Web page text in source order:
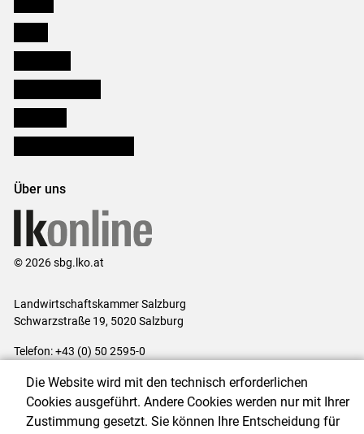
Über uns
© 2026 sbg.lko.at
Landwirtschaftskammer Salzburg
Schwarzstraße 19, 5020 Salzburg
Telefon: +43 (0) 50 2595-0
Impressum|Kontakt|Datenschutzerklärung|Barrierefreiheit|
Cookie-Einstellungen
Die Website wird mit den technisch erforderlichen
Cookies ausgeführt. Andere Cookies werden nur mit Ihrer
Zustimmung gesetzt. Sie können Ihre Entscheidung für